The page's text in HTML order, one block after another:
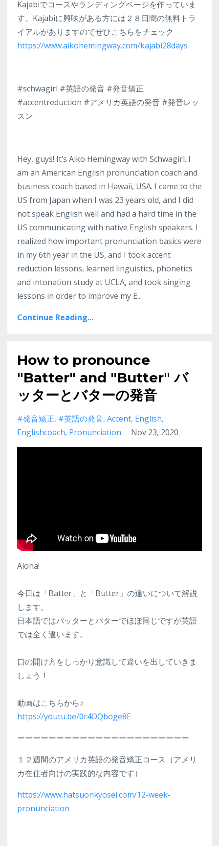
Kajabiでコースやランディングページを作っていま
す。Kajabiに興味がある方には２８日間の無料トラ
イアルがありますのでぜひこちらをチェック
https://www.aikohemingway.com/kajabi28days
#schwagirl #英語の発音 #発音矯正
#accentreduction #アメリカ英語の発音 #発音レッ
スン
Hey, guys! It’s Aiko Hemingway with Schwagirl. I
am an American English pronunciation coach and
business coach based in Hawaii, USA. I came to the
US from Japan when I was 23 years old, and I did
not speak English well and had a hard time in the
US communicating with native English speakers. I
realized how important pronunciation basics were
in my 6th year in the US, and I took accent
reduction lessons, learned linguistics, phonetics
and intonation study at UCLA, and took singing
lessons in order to improve my E...
Continue Reading...
How to pronounce
"Batter" and "Butter" バ
ッターとバターの発音
#発音矯正 #英語の発音 Accent English
Englishcoach Pronunciation Nov 23, 2020
Aloha!
今日は「Batter」と「Butter」の違いについて解説
します。
日本語ではバッターとバターでほぼ同じですが英語
では全く違います。
口の開け方をしっかり意識して違いを出していきま
しょう！
動画はこちらから♪
https://youtu.be/0r4OQboge8E
ーーーーーーーーーーーーーーーーーーーーーー
１２週間のアメリカ英語の発音矯正コース（アメリ
カ在住者向けの実践的な内容です）
https://www.hatsuonkyosei.com/12-week-
pronunciation